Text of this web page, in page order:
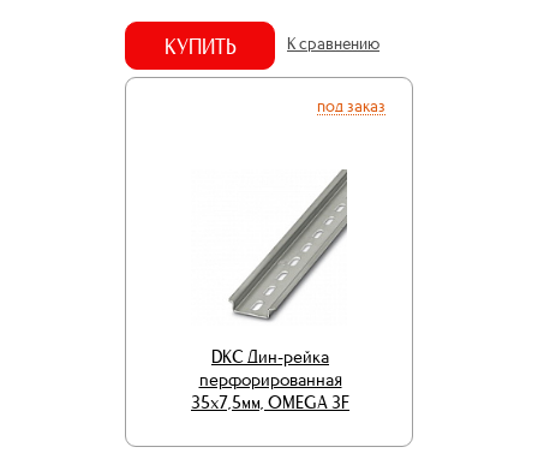
КУПИТЬ К сравнению
под заказ
DKC Дин-рейка
перфорированная
35х7,5мм, OMEGA 3F